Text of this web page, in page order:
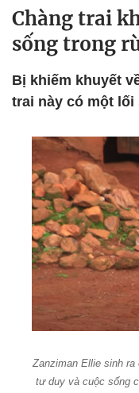
Chàng trai
sống trong
Bị khiếm khuyết
trai này có một lối
Zanziman Ellie sinh
tư duy và cuộc sống